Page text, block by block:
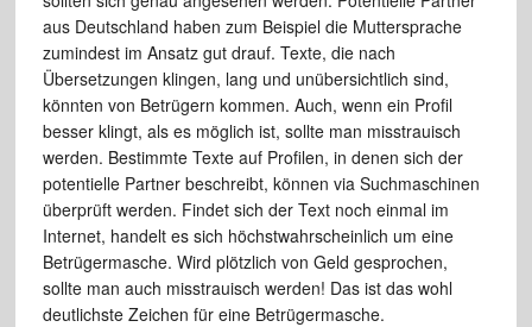
aus Deutschland haben zum Beispiel die Muttersprache
zumindest im Ansatz gut drauf. Texte, die nach
Übersetzungen klingen, lang und unübersichtlich sind,
könnten von Betrügern kommen. Auch, wenn ein Profil
besser klingt, als es möglich ist, sollte man misstrauisch
werden. Bestimmte Texte auf Profilen, in denen sich der
potentielle Partner beschreibt, können via Suchmaschinen
überprüft werden. Findet sich der Text noch einmal im
Internet, handelt es sich höchstwahrscheinlich um eine
Betrügermasche. Wird plötzlich von Geld gesprochen,
sollte man auch misstrauisch werden! Das ist das wohl
deutlichste Zeichen für eine Betrügermasche.